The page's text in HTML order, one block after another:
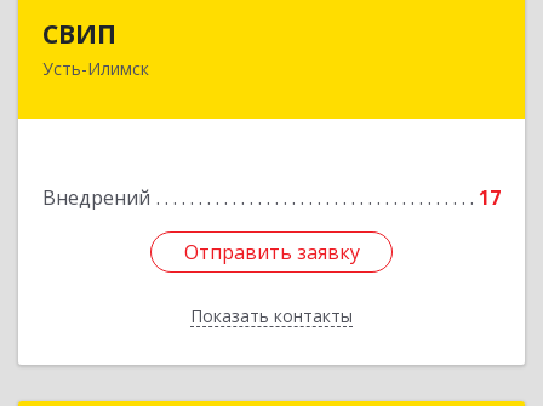
СВИП
Усть-Илимск
Внедрений 17
Отправить заявку
Показать контакты
666685, Иркутская обл, Усть-Илимск г,
Отправить заявку
Назад